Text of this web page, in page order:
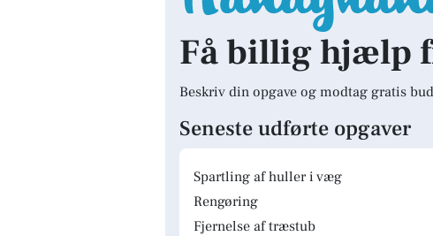
Få billig hjælp
Beskriv din opgave og modtag gratis
Seneste udførte opgaver
Spartling af huller i væg
Rengøring
Fjernelse af træstub